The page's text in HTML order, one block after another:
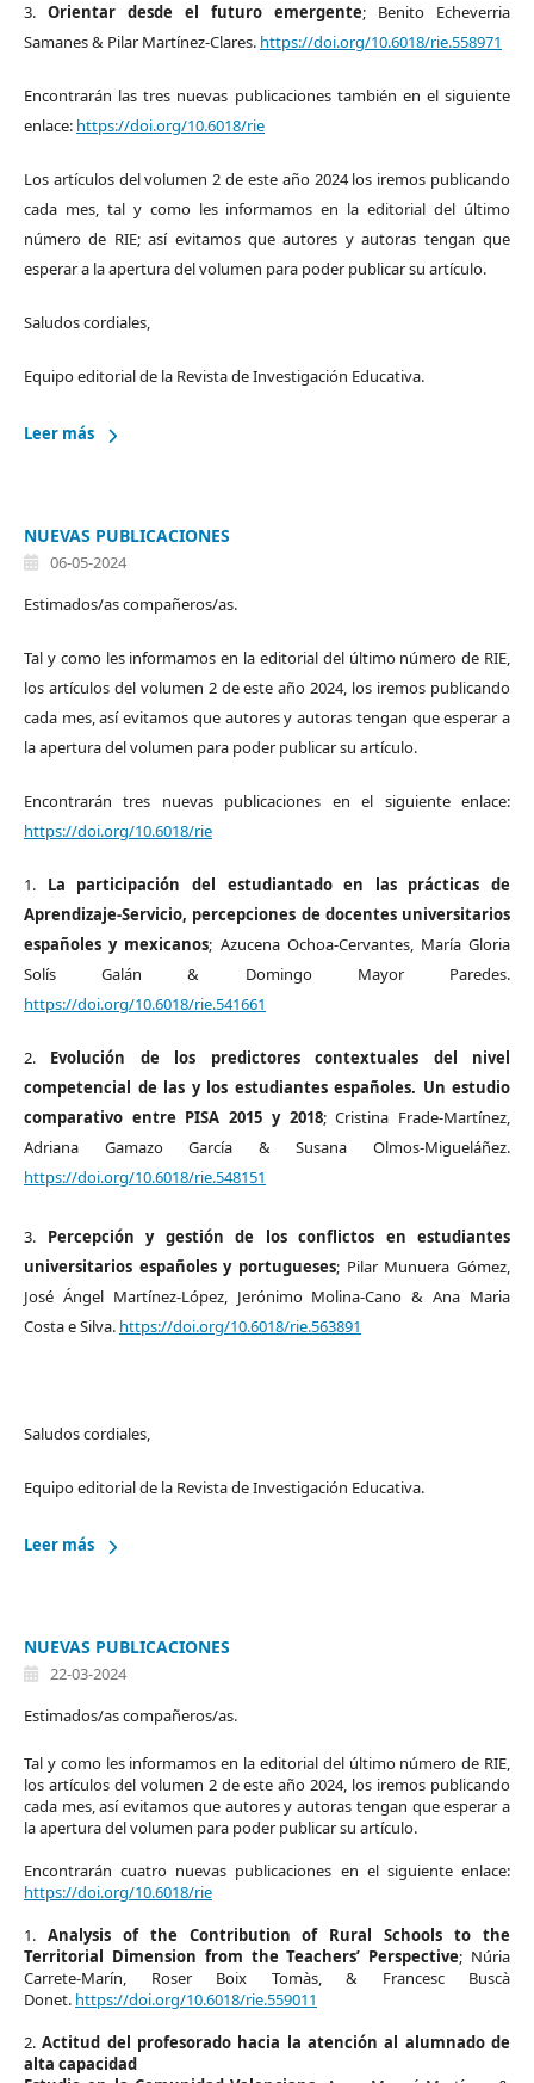
3. Orientar desde el futuro emergente; Benito Echeverria
Samanes & Pilar Martínez-Clares. https://doi.org/10.6018/rie.558971
Encontrarán las tres nuevas publicaciones también en el siguiente
enlace: https://doi.org/10.6018/rie
Los artículos del volumen 2 de este año 2024 los iremos publicando
cada mes, tal y como les informamos en la editorial del último
número de RIE; así evitamos que autores y autoras tengan que
esperar a la apertura del volumen para poder publicar su artículo.
Saludos cordiales,
Equipo editorial de la Revista de Investigación Educativa.
Leer más
NUEVAS PUBLICACIONES
06-05-2024
Estimados/as compañeros/as.
Tal y como les informamos en la editorial del último número de RIE,
los artículos del volumen 2 de este año 2024, los iremos publicando
cada mes, así evitamos que autores y autoras tengan que esperar a
la apertura del volumen para poder publicar su artículo.
Encontrarán tres nuevas publicaciones en el siguiente enlace:
https://doi.org/10.6018/rie
1. La participación del estudiantado en las prácticas de
Aprendizaje-Servicio, percepciones de docentes universitarios
españoles y mexicanos; Azucena Ochoa-Cervantes, María Gloria
Solís Galán & Domingo Mayor Paredes.
https://doi.org/10.6018/rie.541661
2. Evolución de los predictores contextuales del nivel
competencial de las y los estudiantes españoles. Un estudio
comparativo entre PISA 2015 y 2018; Cristina Frade-Martínez,
Adriana Gamazo García & Susana Olmos-Migueláñez.
https://doi.org/10.6018/rie.548151
3. Percepción y gestión de los conflictos en estudiantes
universitarios españoles y portugueses; Pilar Munuera Gómez,
José Ángel Martínez-López, Jerónimo Molina-Cano & Ana Maria
Costa e Silva. https://doi.org/10.6018/rie.563891
Saludos cordiales,
Equipo editorial de la Revista de Investigación Educativa.
Leer más
NUEVAS PUBLICACIONES
22-03-2024
Estimados/as compañeros/as.
Tal y como les informamos en la editorial del último número de RIE,
los artículos del volumen 2 de este año 2024, los iremos publicando
cada mes, así evitamos que autores y autoras tengan que esperar a
la apertura del volumen para poder publicar su artículo.
Encontrarán cuatro nuevas publicaciones en el siguiente enlace:
https://doi.org/10.6018/rie
1. Analysis of the Contribution of Rural Schools to the
Territorial Dimension from the Teachers’ Perspective; Núria
Carrete-Marín, Roser Boix Tomàs, & Francesc Buscà
Donet. https://doi.org/10.6018/rie.559011
2.Actitud del profesorado hacia la atención al alumnado de
alta capacidad